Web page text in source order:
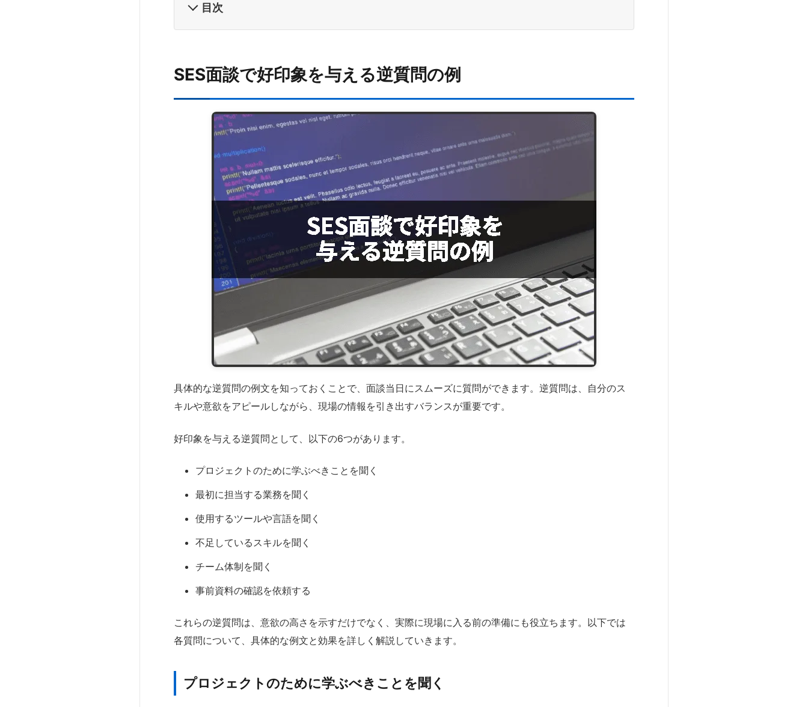
目次
SES面談で好印象を与える逆質問の例
具体的な逆質問の例文を知っておくことで、面談当日にスムーズに質問ができます。逆質問は、自分のス
キルや意欲をアピールしながら、現場の情報を引き出すバランスが重要です。
好印象を与える逆質問として、以下の6つがあります。
プロジェクトのために学ぶべきことを聞く
最初に担当する業務を聞く
使用するツールや言語を聞く
不足しているスキルを聞く
チーム体制を聞く
事前資料の確認を依頼する
これらの逆質問は、意欲の高さを示すだけでなく、実際に現場に入る前の準備にも役立ちます。以下では
各質問について、具体的な例文と効果を詳しく解説していきます。
プロジェクトのために学ぶべきことを聞く